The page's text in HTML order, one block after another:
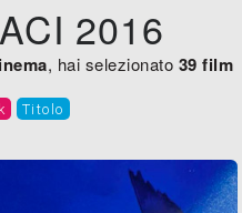
2016
, hai selezionato 39 film
Titolo